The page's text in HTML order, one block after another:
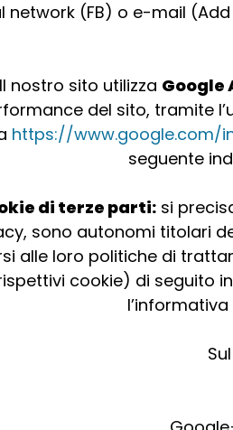
network (FB) o e-mail
Il nostro sito utilizza Google
del sito, tramite
https://www.google.com/
seguente
di terze parti: si
sono autonomi titolari
alle loro politiche di
cookie) di seguito